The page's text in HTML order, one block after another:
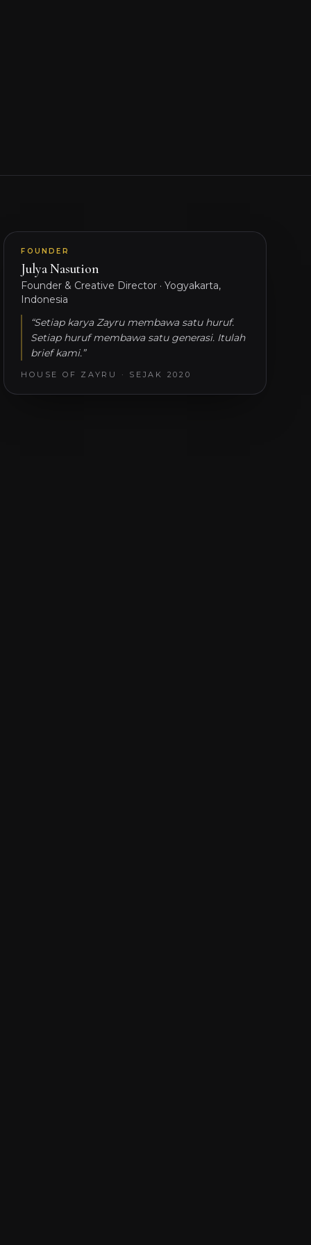
FOUNDER
Julya Nasution
Founder & Creative Director ·Yogyakarta,
Indonesia
“Setiap karya Zayru membawa satu huruf.
Setiap huruf membawa satu generasi. Itulah
brief kami.”
HOUSE OF ZAYRU · SEJAK 2020